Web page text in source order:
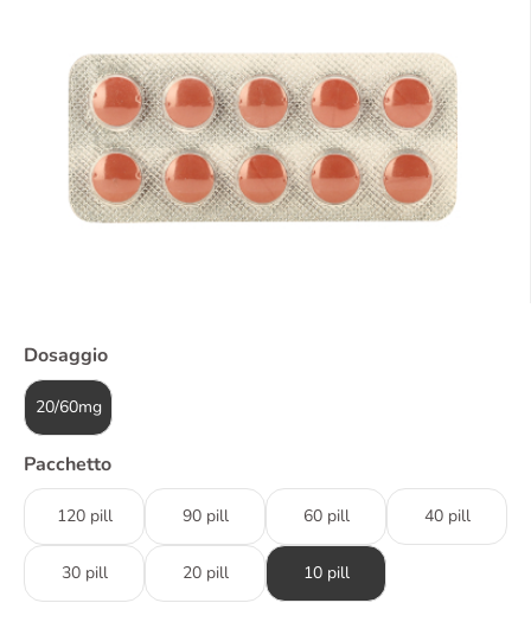
Dosaggio
20/60mg
Pacchetto
120 pill 90 pill 60 pill 40 pill
30 pill 20 pill 10 pill